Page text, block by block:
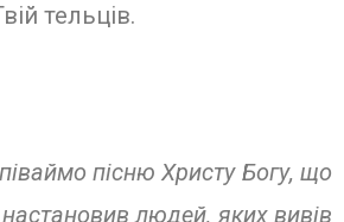
тельців.
пісню Христу Богу, що
людей, яких вивів